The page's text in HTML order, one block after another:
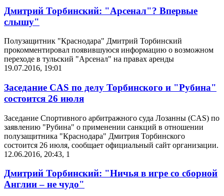
Дмитрий Торбинский: "Арсенал"? Впервые
слышу"
Полузащитник "Краснодара" Дмитрий Торбинский
прокомментировал появившуюся информацию о возможном
переходе в тульский "Арсенал" на правах аренды
19.07.2016, 19:01
Заседание CAS по делу Торбинского и "Рубина"
состоится 26 июля
Заседание Спортивного арбитражного суда Лозанны (CAS) по
заявлению "Рубина" о применении санкций в отношении
полузащитника "Краснодара" Дмитрия Торбинского
состоится 26 июля, сообщает официальный сайт организации.
12.06.2016, 20:43, 1
Дмитрий Торбинский: "Ничья в игре со сборной
Англии – не чудо"